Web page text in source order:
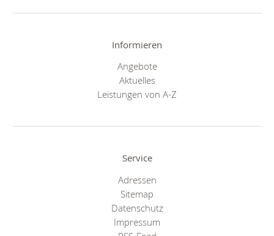
Informieren
Angebote
Aktuelles
Leistungen von A-Z
Service
Adressen
Sitemap
Datenschutz
Impressum